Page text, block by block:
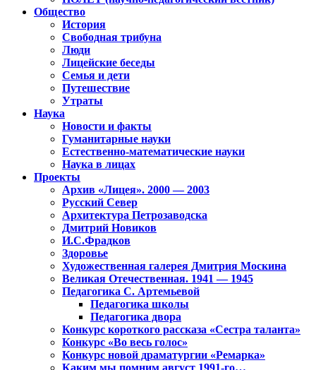
Общество
История
Свободная трибуна
Люди
Лицейские беседы
Семья и дети
Путешествие
Утраты
Наука
Новости и факты
Гуманитарные науки
Естественно-математические науки
Наука в лицах
Проекты
Архив «Лицея». 2000 — 2003
Русский Север
Архитектура Петрозаводска
Дмитрий Новиков
И.С.Фрадков
Здоровье
Художественная галерея Дмитрия Москина
Великая Отечественная. 1941 — 1945
Педагогика С. Артемьевой
Педагогика школы
Педагогика двора
Конкурс короткого рассказа «Сестра таланта»
Конкурс «Во весь голос»
Конкурс новой драматургии «Ремарка»